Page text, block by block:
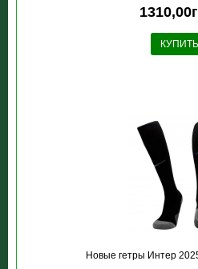
КУПИТЬ
Новые гетры Интер